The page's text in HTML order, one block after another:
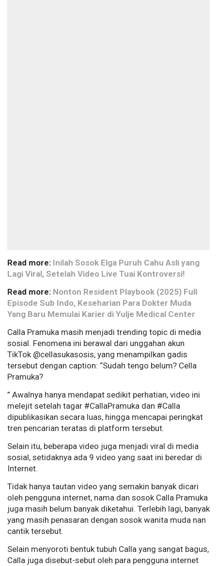
Read more: Inilah Sosok Elga Puruh Cahu Asli yang
Lagi Viral, Setelah Video Live Tuai Kontroversi!
Read more: Nonton Resident Playbook (2025) Full
Episode Sub Indo, Keseharian Para Dokter Muda
Yang Baru Memulai Karier di Yulje Medical Center
Calla Pramuka masih menjadi trending topic di media
sosial. Fenomena ini berawal dari unggahan akun
TikTok @cellasukasosis, yang menampilkan gadis
tersebut dengan caption: “Sudah tengo belum? Cella
Pramuka?
” Awalnya hanya mendapat sedikit perhatian, video ini
melejit setelah tagar #CallaPramuka dan #Calla
dipublikasikan secara luas, hingga mencapai peringkat
tren pencarian teratas di platform tersebut.
Selain itu, beberapa video juga menjadi viral di media
sosial, setidaknya ada 9 video yang saat ini beredar di
Internet.
Tidak hanya tautan video yang semakin banyak dicari
oleh pengguna internet, nama dan sosok Calla Pramuka
juga masih belum banyak diketahui. Terlebih lagi, banyak
yang masih penasaran dengan sosok wanita muda nan
cantik tersebut.
Selain menyoroti bentuk tubuh Calla yang sangat bagus,
Calla juga disebut-sebut oleh para pengguna internet